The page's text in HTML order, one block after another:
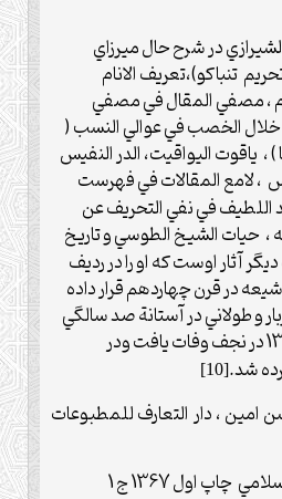
در شرح حال ميرزاي
تنباكو)،تعريف الانام
، مصفي المقال في مصفي
خلال الخصب في عوالي النسب (
، ياقوت اليواقيت، الدر النفيس
، لامع المقالات في فهرست
اللطيف في نفي التحريف عن
، حيات الشيخ الطوسي و تاريخ
آثار اوست كه او را در رديف
در قرن چهاردهم قرار داده
و طولاني در آستانة صد سالگي
در13 ذي الحجه سال 1389 در نجف وفات يافت ودر
شد.[10]
، دار التعارف للمطبوعات
2- دائره المعارف بزرگ اسلامي چاپ اول 1367 ج 1